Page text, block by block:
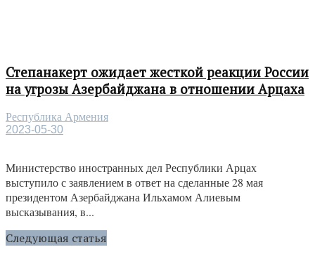
Степанакерт ожидает жесткой реакции России
на угрозы Азербайджана в отношении Арцаха
Республика Армения
2023-05-30
Министерство иностранных дел Республики Арцах
выступило с заявлением в ответ на сделанные 28 мая
президентом Азербайджана Ильхамом Алиевым
высказывания, в...
Следующая статья